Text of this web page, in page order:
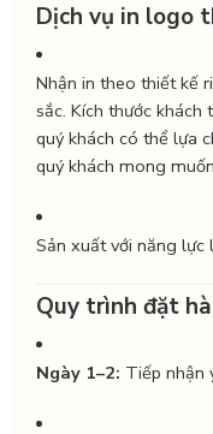
Dịch vụ in logo
Nhận in theo thiết kế
sắc. Kích thước khách
quý khách có thể lựa
quý khách mong
Sản xuất với năng lực
Quy trình đặt
Ngày 1–2: Tiếp nhận